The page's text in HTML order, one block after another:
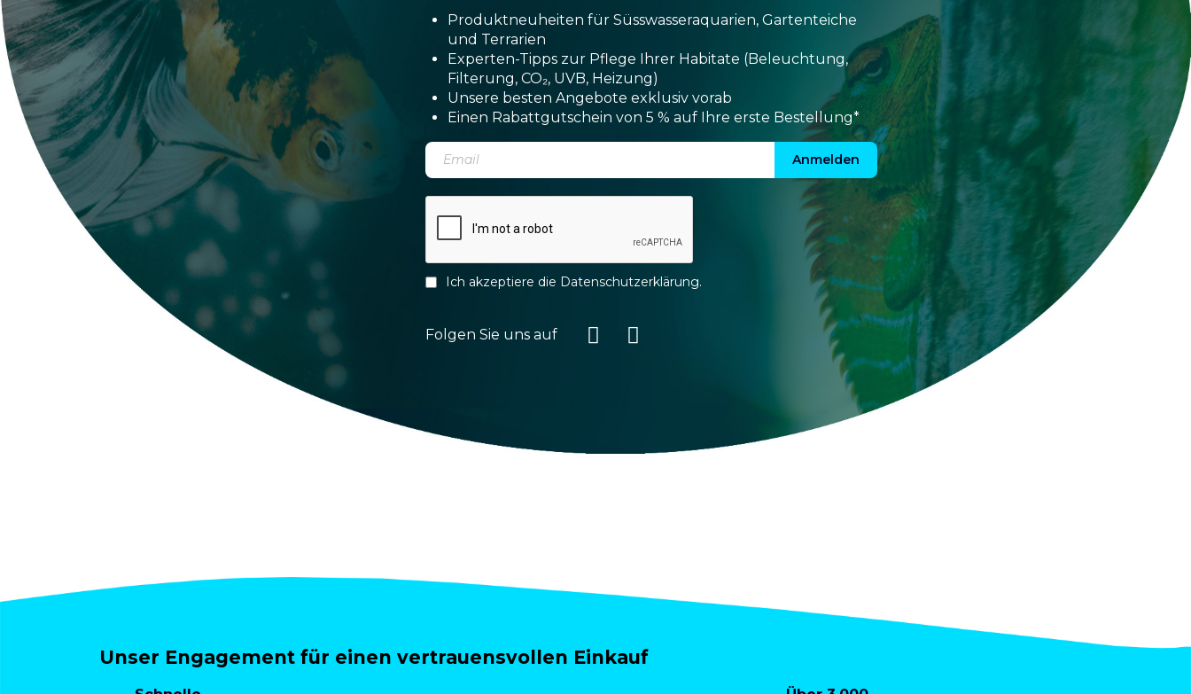
Produktneuheiten für Süsswasseraquarien, Gartenteiche
und Terrarien
Experten-Tipps zur Pflege Ihrer Habitate (Beleuchtung,
Filterung, CO₂, UVB, Heizung)
Unsere besten Angebote exklusiv vorab
Einen Rabattgutschein von 5 % auf Ihre erste Bestellung*
Anmelden
Ich akzeptiere die Datenschutzerklärung.
Folgen Sie uns auf
Unser Engagement für einen vertrauensvollen Einkauf